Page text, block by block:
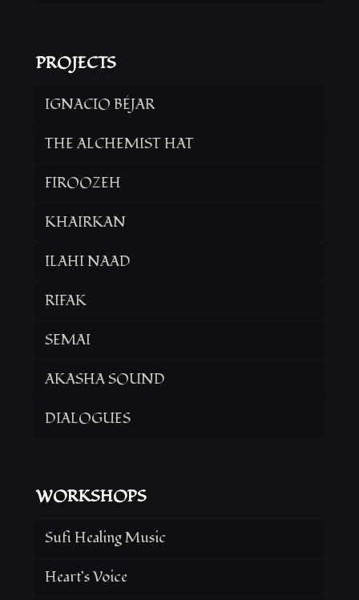
PROJECTS
IGNACIO BÉJAR
THE ALCHEMIST HAT
FIROOZEH
KHAIRKAN
ILAHI NAAD
RIFAK
SEMAI
AKASHA SOUND
DIALOGUES
WORKSHOPS
Sufi Healing Music
Heart’s Voice